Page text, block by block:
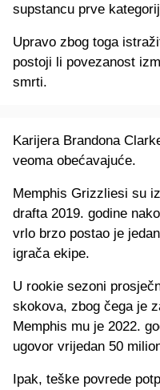
supstancu prve
Upravo zbog toga
postoji li povezanost
smrti.
Karijera Brandona
veoma obećavajuće.
Memphis Grizzliesi su
drafta 2019. godine
vrlo brzo postao je
igrača ekipe.
U rookie sezoni
skokova, zbog čega je
Memphis mu je 2022.
ugovor vrijedan 50
Ipak, teške povrede